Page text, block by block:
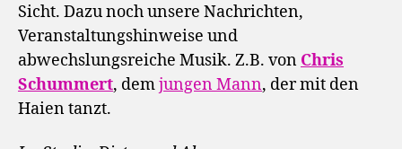
Sicht. Dazu noch unsere Nachrichten,
Veranstaltungshinweise und
abwechslungsreiche Musik. Z.B. von Chris
Schummert, demjungen Mann, der mit den
Haien tanzt.